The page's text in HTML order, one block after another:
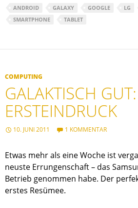
ANDROID GALAXY GOOGLE LG
SMARTPHONE
TABLET
COMPUTING
GALAKTISCH
ERSTEINDRUCK
10. JUNI 2011 1 KOMMENTAR
Etwas mehr als eine Woche ist
neuste Errungenschaft – das
Betrieb genommen habe. Der
erstes Resümee.